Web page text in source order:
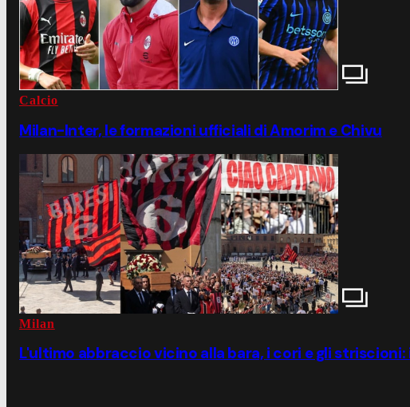
Calcio
Milan-Inter, le formazioni ufficiali di Amorim e Chivu
Milan
L'ultimo abbraccio vicino alla bara, i cori e gli